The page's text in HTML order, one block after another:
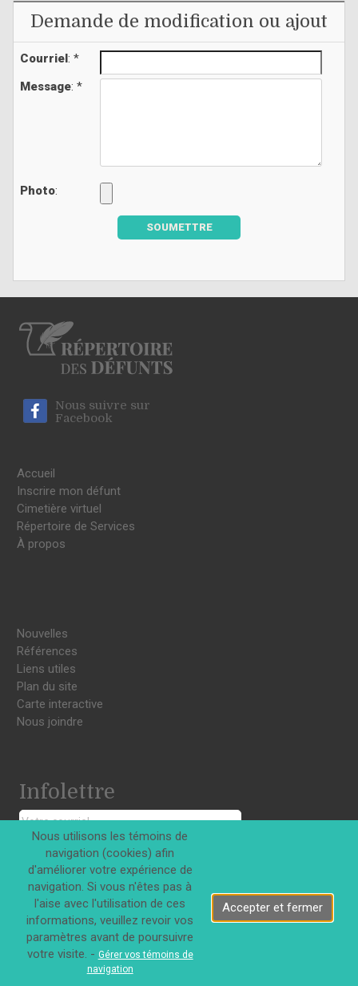
Demande de modification ou ajout
Courriel: *
Message: *
Photo:
SOUMETTRE
Nous suivre sur
Facebook
Accueil
Inscrire mon défunt
Cimetière virtuel
Répertoire de Services
À propos
Nouvelles
Références
Liens utiles
Plan du site
Carte interactive
Nous joindre
Infolettre
S'INSCRIRE
Tous droits réservés © Innovations DJD Inc. 2026
Nous utilisons les témoins de
navigation (cookies) afin
d'améliorer votre expérience de
navigation. Si vous n'êtes pas à
l'aise avec l'utilisation de ces
informations, veuillez revoir vos
paramètres avant de poursuivre
votre visite. - Gérer vos témoins de
navigation
Accepter et fermer